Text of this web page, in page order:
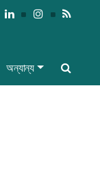
অন্যান্য